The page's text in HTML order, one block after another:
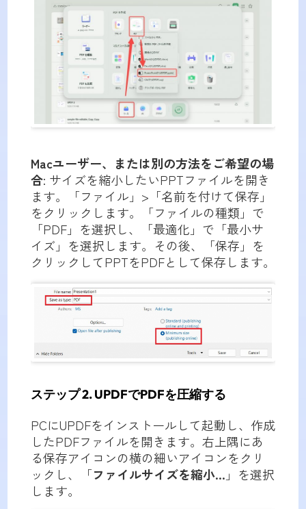
Macユーザー、または別の方法をご希望の場
合: サイズを縮小したいPPTファイルを開き
ます。「ファイル」>「名前を付けて保存」
をクリックします。「ファイルの種類」で
「PDF」を選択し、「最適化」で「最小サ
イズ」を選択します。その後、「保存」を
クリックしてPPTをPDFとして保存します。
ステップ 2. UPDFでPDFを圧縮する
PCにUPDFをインストールして起動し、作成
したPDFファイルを開きます。右上隅にあ
る保存アイコンの横の細いアイコンをクリ
ックし、「ファイルサイズを縮小... 」を選択
します。